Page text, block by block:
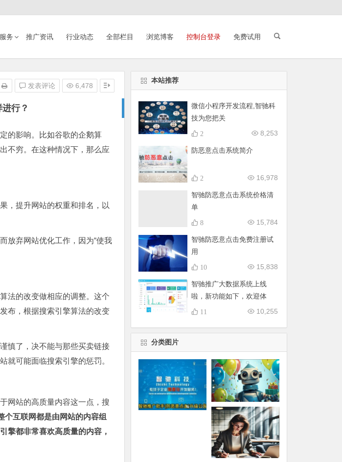
务 推广资讯 行业动态 全部栏目 浏览博客 控制台登录 免费试用
行？
发表评论 6,478
的影响。比如谷歌的企鹅算
不穷。在这种情况下，那么应
，提升网站的权重和排名，以
放弃网站优化工作，因为“使我
法的改变做相应的调整。这个
布，根据搜索引擎算法的改变
慎了，决不能与那些买卖链接
就可能面临搜索引擎的惩罚。
网站的高质量内容这一点，搜
个互联网都是由网站的内容组
擎都非常喜欢高质量的内容，
本站推荐
微信小程序开发流程,智驰科
技为您把关
8,253
2
防恶意点击系统简介
16,978
2
智驰防恶意点击系统价格清
单
15,784
8
智驰防恶意点击免费注册试
用
15,838
10
智驰推广大数据系统上线
啦，新功能如下，欢迎体
验！
10,255
11
分类图片